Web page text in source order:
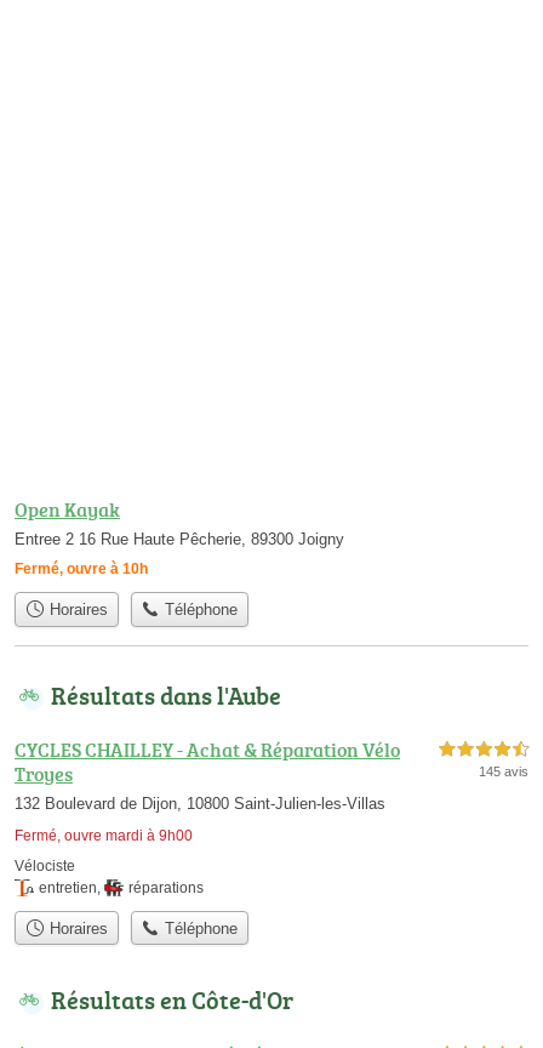
Open Kayak
Entree 2 16 Rue Haute Pêcherie, 89300 Joigny
Fermé, ouvre à 10h
Horaires Téléphone
Résultats dans l'Aube
CYCLES CHAILLEY - Achat & Réparation Vélo
Troyes
132 Boulevard de Dijon, 10800 Saint-Julien-les-Villas
Fermé, ouvre mardi à 9h00
4,5 étoiles sur 5
145 avis
Vélociste
entretien
réparations
Horaires Téléphone
Résultats en Côte-d'Or